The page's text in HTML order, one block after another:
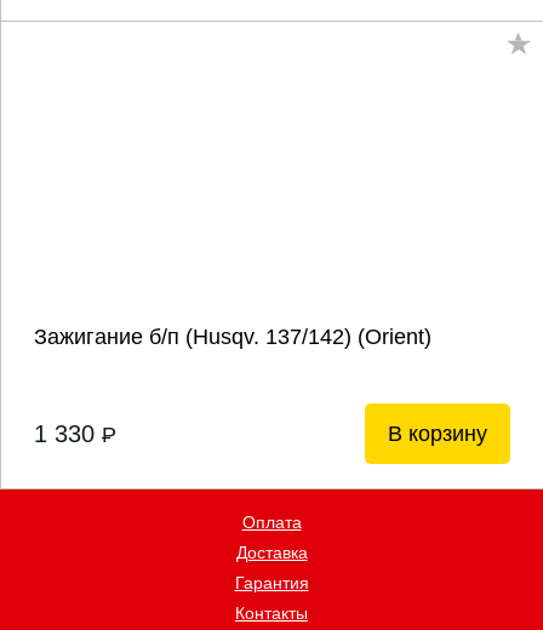
Зажигание б/п (Husqv. 137/142) (Orient)
1 330 P В корзину
Оплата
Доставка
Гарантия
Контакты